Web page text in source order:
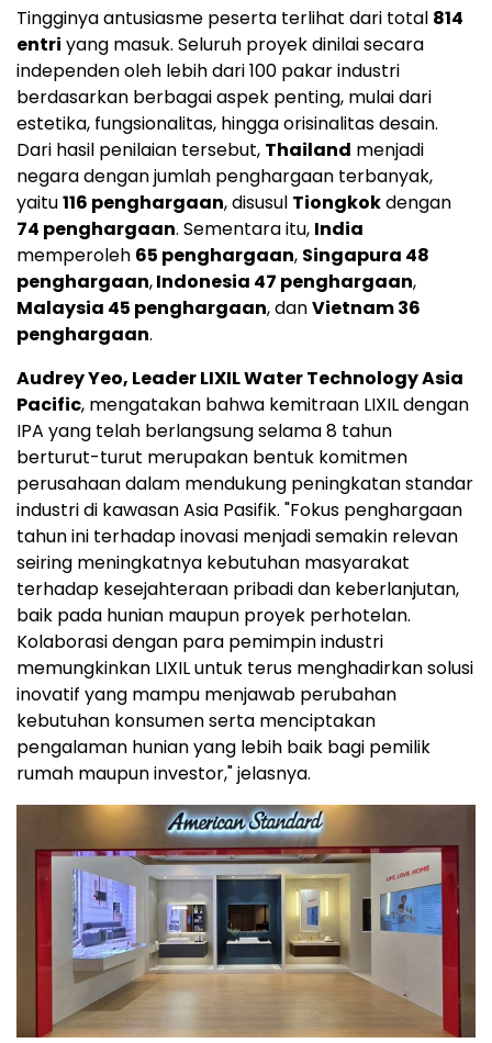
Tingginya antusiasme peserta terlihat dari total 814
entri yang masuk. Seluruh proyek dinilai secara
independen oleh lebih dari 100 pakar industri
berdasarkan berbagai aspek penting, mulai dari
estetika, fungsionalitas, hingga orisinalitas desain.
Dari hasil penilaian tersebut, Thailand menjadi
negara dengan jumlah penghargaan terbanyak,
yaitu116 penghargaan, disusul Tiongkokdengan
74 penghargaan. Sementara itu, India
memperoleh 65 penghargaan, Singapura 48
penghargaan,Indonesia 47 penghargaan,
Malaysia 45 penghargaan, danVietnam 36
penghargaan.
Audrey Yeo, Leader LIXIL Water Technology Asia
Pacific, mengatakan bahwa kemitraan LIXIL dengan
IPA yang telah berlangsung selama 8 tahun
berturut-turut merupakan bentuk komitmen
perusahaan dalam mendukung peningkatan standar
industri di kawasan Asia Pasifik. "Fokus penghargaan
tahun ini terhadap inovasi menjadi semakin relevan
seiring meningkatnya kebutuhan masyarakat
terhadap kesejahteraan pribadi dan keberlanjutan,
baik pada hunian maupun proyek perhotelan.
Kolaborasi dengan para pemimpin industri
memungkinkan LIXIL untuk terus menghadirkan solusi
inovatif yang mampu menjawab perubahan
kebutuhan konsumen serta menciptakan
pengalaman hunian yang lebih baik bagi pemilik
rumah maupun investor," jelasnya.